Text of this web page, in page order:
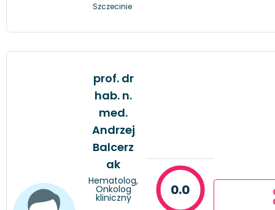
Szczecinie
prof. dr
hab. n.
med.
Andrzej
Balcerz
ak
Hematolog,
Onkolog
kliniczny 0.0